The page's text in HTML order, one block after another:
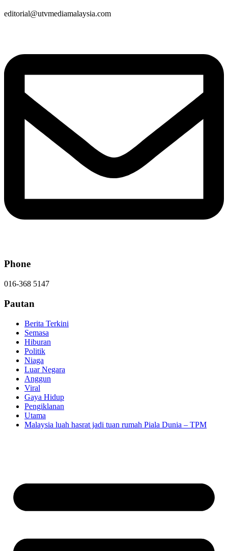
editorial@utvmediamalaysia.com
Phone
016-368 5147
Pautan
Berita Terkini
Semasa
Hiburan
Politik
Niaga
Luar Negara
Anggun
Viral
Gaya Hidup
Pengiklanan
Utama
Malaysia luah hasrat jadi tuan rumah Piala Dunia – TPM